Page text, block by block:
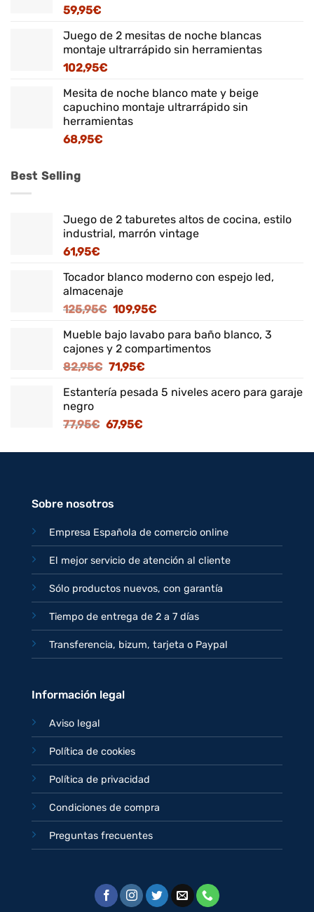
59,95€
Juego de 2 mesitas de noche blancas
montaje ultrarrápido sin herramientas
102,95€
Mesita de noche blanco mate y beige
capuchino montaje ultrarrápido sin
herramientas
68,95€
Best Selling
Juego de 2 taburetes altos de cocina, estilo
industrial, marrón vintage
61,95€
Tocador blanco moderno con espejo led,
almacenaje
125,95€ El
original
era:
125,95€.
109,95€El
actual
es:
Mueble bajo lavabo para baño blanco, 3
cajones y 2 compartimentos
82,95€ El
original
82,95€.
71,95€El
actual
Estantería pesada 5 niveles acero para garaje
negro
77,95€ El
original
67,95€El
actual
Sobre nosotros
Empresa Española de comercio online
El mejor servicio de atención al cliente
Sólo productos nuevos, con garantía
Tiempo de entrega de 2 a 7 días
Transferencia, bizum, tarjeta o Paypal
Información legal
Aviso legal
Política de cookies
Política de privacidad
Condiciones de compra
Preguntas frecuentes